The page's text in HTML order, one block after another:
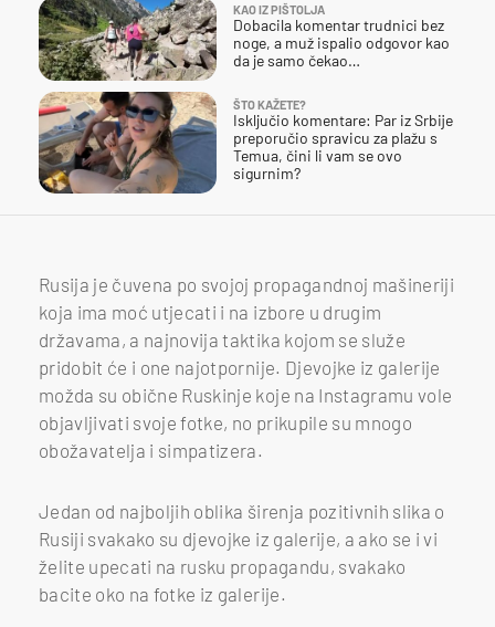
KAO IZ PIŠTOLJA
Dobacila komentar trudnici bez
noge, a muž ispalio odgovor kao
da je samo čekao…
ŠTO KAŽETE?
Isključio komentare: Par iz Srbije
preporučio spravicu za plažu s
Temua, čini li vam se ovo
sigurnim?
Rusija je čuvena po svojoj propagandnoj mašineriji
koja ima moć utjecati i na izbore u drugim
državama, a najnovija taktika kojom se služe
pridobit će i one najotpornije. Djevojke iz galerije
možda su obične Ruskinje koje na Instagramu vole
objavljivati svoje fotke, no prikupile su mnogo
obožavatelja i simpatizera.
Jedan od najboljih oblika širenja pozitivnih slika o
Rusiji svakako su djevojke iz galerije, a ako se i vi
želite upecati na rusku propagandu, svakako
bacite oko na fotke iz galerije.